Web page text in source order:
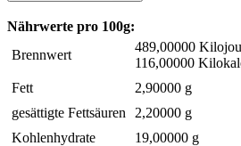
Nährwerte pro 100g:
Brennwert
489,00000
116,00000
Fett
2,90000 g
gesättigte Fettsäuren
2,20000 g
Kohlenhydrate
19,00000 g